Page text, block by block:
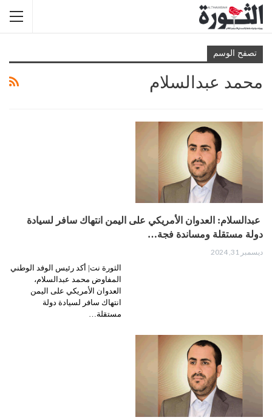
تصفح الوسم
محمد عبدالسلام
‏ عبدالسلام: العدوان الأمريكي على اليمن انتهاك سافر لسيادة
دولة مستقلة ومساندة فجة…
ديسمبر 31, 2024
الثورة نت| أكد رئيس الوفد الوطني
المفاوض محمد عبدالسلام،
العدوان الأمريكي على اليمن
انتهاك سافر لسيادة دولة
مستقلة…